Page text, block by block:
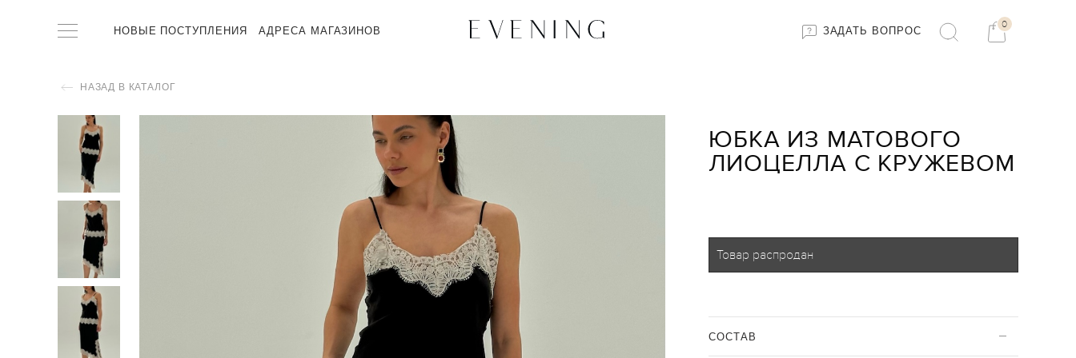
НОВЫЕ ПОСТУПЛЕНИЯ АДРЕСА МАГАЗИНОВ ЗАДАТЬ ВОПРОС
0
НАЗАД В КАТАЛОГ
ЮБКА ИЗ МАТОВОГО
ЛИОЦЕЛЛА С КРУЖЕВОМ
Товар распродан
CОСТАВ